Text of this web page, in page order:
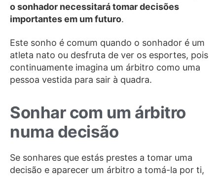
o sonhador necessitará tomar decisões
importantes em um futuro.
Este sonho é comum quando o sonhador é um
atleta nato ou desfruta de ver os esportes, pois
continuamente imagina um árbitro como uma
pessoa vestida para sair à quadra.
Sonhar com um árbitro
numa decisão
Se sonhares que estás prestes a tomar uma
decisão e aparecer um árbitro a tomá-la por ti,